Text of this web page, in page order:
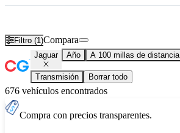
Filtro (1)Compara
Jaguar Año A 100 millas de distancia
Transmisión Borrar todo
676 vehículos encontrados
Compra con precios transparentes.